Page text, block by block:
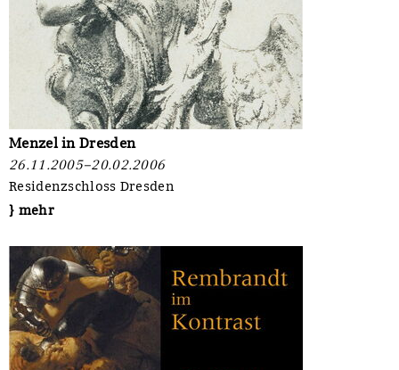
Menzel in Dresden
26.11.2005–20.02.2006
Residenzschloss Dresden
} mehr